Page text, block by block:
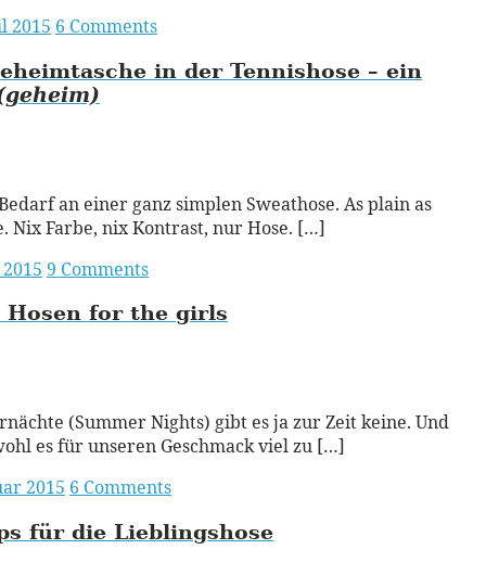
2015 6 Comments
in der Tennishose – ein
an einer ganz simplen Sweathose. As plain as
Nix Farbe, nix Kontrast, nur Hose. […]
9 Comments
Hosen for the girls
(Summer Nights) gibt es ja zur Zeit keine. Und
es für unseren Geschmack viel zu […]
2015 6 Comments
für die Lieblingshose